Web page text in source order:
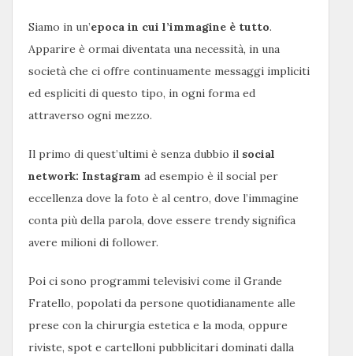
Siamo in un’epoca in cui l’immagine è tutto.
Apparire è ormai diventata una necessità, in una
società che ci offre continuamente messaggi impliciti
ed espliciti di questo tipo, in ogni forma ed
attraverso ogni mezzo.
Il primo di quest’ultimi è senza dubbio il social
network: Instagram ad esempio è il social per
eccellenza dove la foto è al centro, dove l’immagine
conta più della parola, dove essere trendy significa
avere milioni di follower.
Poi ci sono programmi televisivi come il Grande
Fratello, popolati da persone quotidianamente alle
prese con la chirurgia estetica e la moda, oppure
riviste, spot e cartelloni pubblicitari dominati dalla